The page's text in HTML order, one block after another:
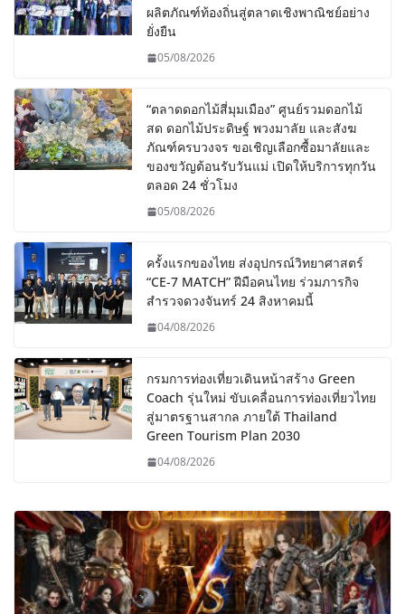
ผลิตภัณฑ์ท้องถิ่นสู่ตลาดเชิงพาณิชย์อย่าง
ยั่งยืน
05/08/2026
“ตลาดดอกไม้สี่มุมเมือง” ศูนย์รวมดอกไม้
สด ดอกไม้ประดิษฐ์ พวงมาลัย และสังฆ
ภัณฑ์ครบวงจร ขอเชิญเลือกซื้อมาลัยและ
ของขวัญต้อนรับวันแม่ เปิดให้บริการทุกวัน
ตลอด 24 ชั่วโมง
05/08/2026
ครั้งแรกของไทย ส่งอุปกรณ์วิทยาศาสตร์
“CE-7 MATCH” ฝีมือคนไทย ร่วมภารกิจ
สำรวจดวงจันทร์ 24 สิงหาคมนี้
04/08/2026
กรมการท่องเที่ยวเดินหน้าสร้าง Green
Coach รุ่นใหม่ ขับเคลื่อนการท่องเที่ยวไทย
สู่มาตรฐานสากล ภายใต้ Thailand
Green Tourism Plan 2030
04/08/2026